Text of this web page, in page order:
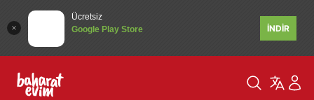
Ücretsiz
Google Play Store
İNDİR